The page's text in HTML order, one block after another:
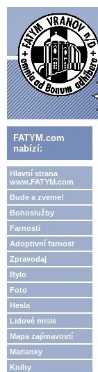
FATYM.com
nabízí:
Hlavní strana
www.FATYM.com
Bude a zveme!
Bohoslužby
Farnosti
Adoptivní farnost
Zpravodaj
Bylo
Foto
Hesla
Lidové misie
Mapa zajímavostí
Marianky
Knihy